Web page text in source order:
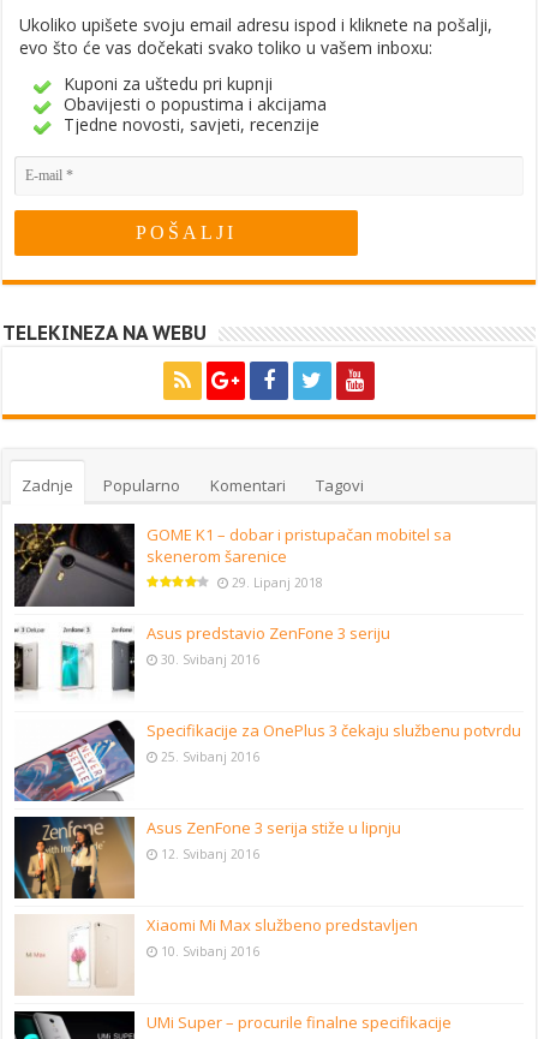
Ukoliko upišete svoju email adresu ispod i kliknete na pošalji,
evo što će vas dočekati svako toliko u vašem inboxu:
Kuponi za uštedu pri kupnji
Obavijesti o popustima i akcijama
Tjedne novosti, savjeti, recenzije
TELEKINEZA NA WEBU
Zadnje Popularno Komentari Tagovi
GOME K1 – dobar i pristupačan mobitel sa
skenerom šarenice
29. Lipanj 2018
Asus predstavio ZenFone 3 seriju
30. Svibanj 2016
Specifikacije za OnePlus 3 čekaju službenu potvrdu
25. Svibanj 2016
Asus ZenFone 3 serija stiže u lipnju
12. Svibanj 2016
Xiaomi Mi Max službeno predstavljen
10. Svibanj 2016
UMi Super – procurile finalne specifikacije